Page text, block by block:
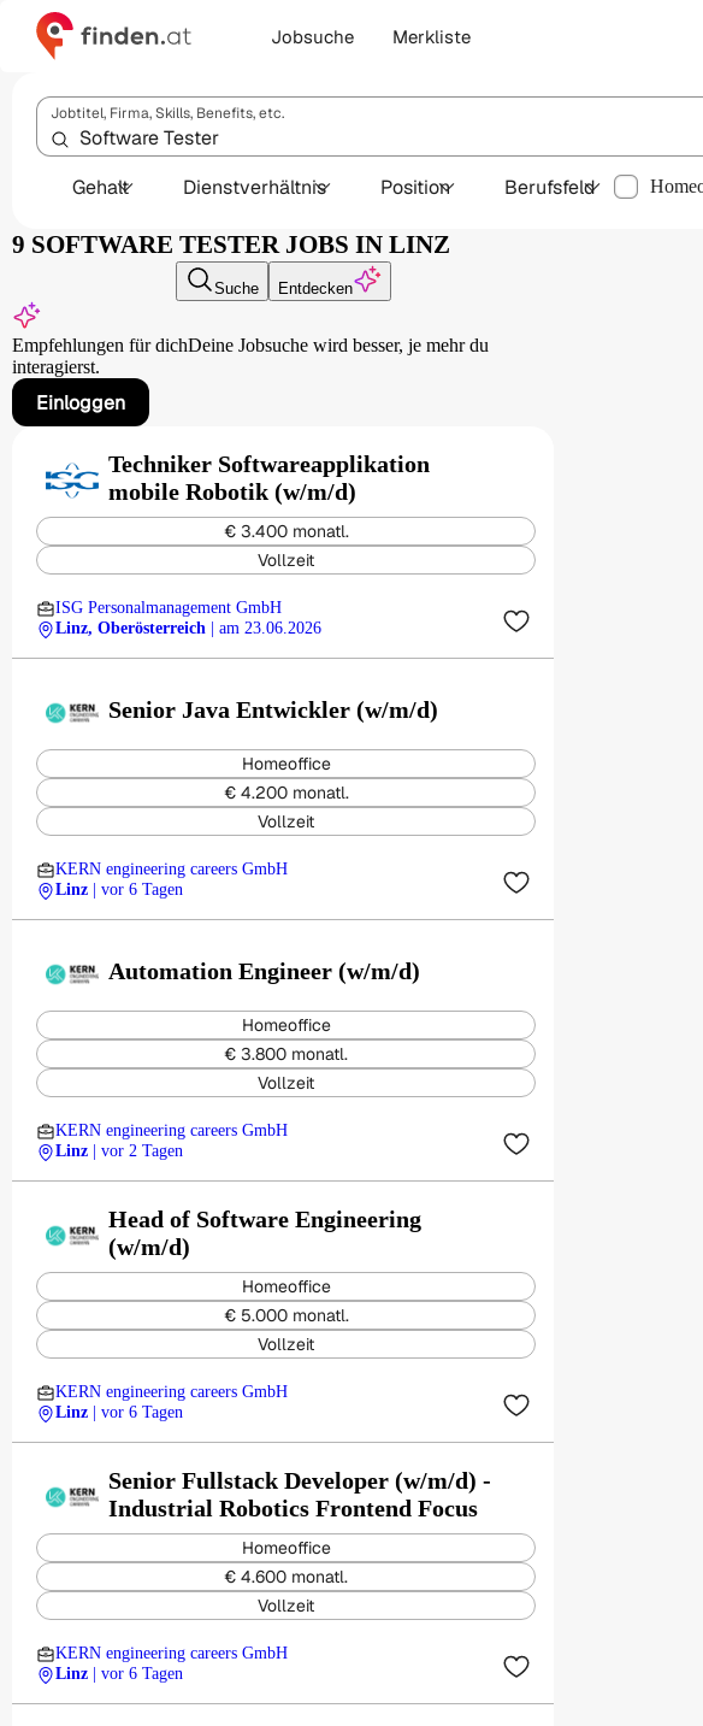
Jobsuche Merkliste
Jobtitel, Firma, Skills, Benefits, etc.
Gehalt Dienstverhältnis Position Berufsfeld
9 SOFTWARE TESTER JOBS IN LINZ
Suche Entdecken
Empfehlungen für dichDeine Jobsuche wird besser, je mehr du
interagierst.
Einloggen
Techniker Softwareapplikation
mobile Robotik (w/m/d)
€ 3.400 monatl.
Vollzeit
ISG Personalmanagement GmbH
Linz, Oberösterreich
| am 23.06.2026
Senior Java Entwickler (w/m/d)
Homeoffice
€ 4.200 monatl.
Vollzeit
KERN engineering careers GmbH
Linz
| vor 6 Tagen
Automation Engineer (w/m/d)
Homeoffice
€ 3.800 monatl.
Vollzeit
KERN engineering careers GmbH
Linz
| vor 2 Tagen
Head of Software Engineering
(w/m/d)
Homeoffice
€ 5.000 monatl.
Vollzeit
KERN engineering careers GmbH
Linz
| vor 6 Tagen
Senior Fullstack Developer (w/m/d) -
Industrial Robotics Frontend Focus
Homeoffice
€ 4.600 monatl.
Vollzeit
KERN engineering careers GmbH
Linz
| vor 6 Tagen